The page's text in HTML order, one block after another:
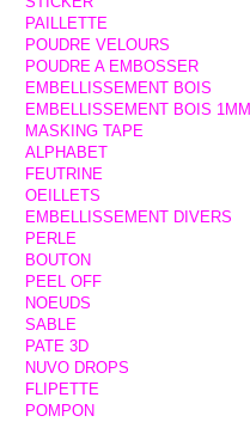
PAILLETTE
POUDRE VELOURS
POUDRE A EMBOSSER
EMBELLISSEMENT BOIS
EMBELLISSEMENT BOIS 1MM
MASKING TAPE
ALPHABET
FEUTRINE
OEILLETS
EMBELLISSEMENT DIVERS
PERLE
BOUTON
PEEL OFF
NOEUDS
SABLE
PATE 3D
NUVO DROPS
FLIPETTE
POMPON